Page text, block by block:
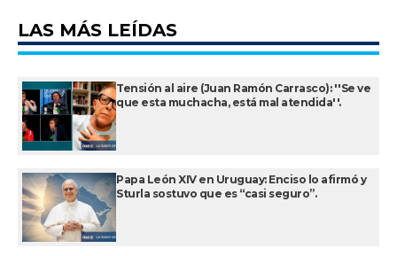
LAS MÁS LEÍDAS
Tensión al aire (Juan Ramón Carrasco): ''Se ve
que esta muchacha, está mal atendida''.
Papa León XIV en Uruguay: Enciso lo afirmó y
Sturla sostuvo que es “casi seguro”.